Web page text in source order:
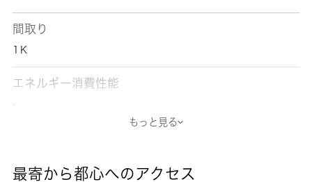
間取り
1Ｋ
エネルギー消費性能
-
もっと見る
最寄から都心へのアクセス